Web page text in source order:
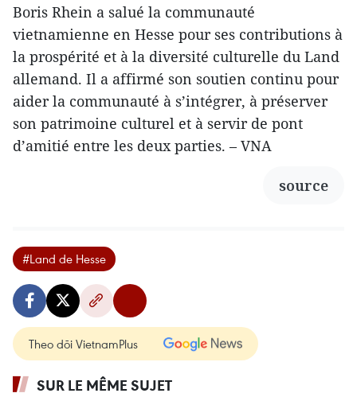
Boris Rhein a salué la communauté
vietnamienne en Hesse pour ses contributions à
la prospérité et à la diversité culturelle du Land
allemand. Il a affirmé son soutien continu pour
aider la communauté à s’intégrer, à préserver
son patrimoine culturel et à servir de pont
d’amitié entre les deux parties. – VNA
source
#Land de Hesse
Theo dõi VietnamPlus
SUR LE MÊME SUJET